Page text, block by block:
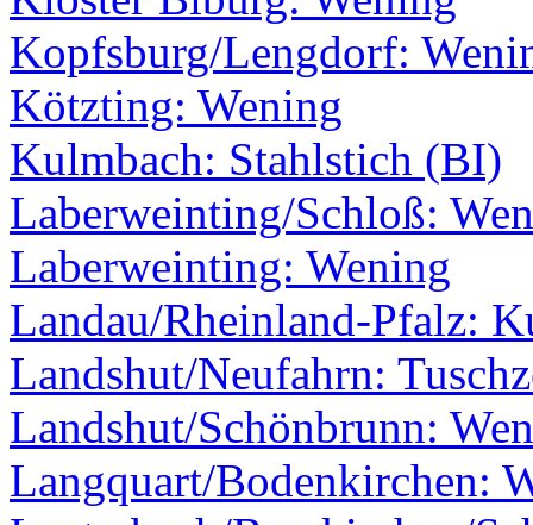
Kopfsburg/Lengdorf:
Kötzting: Wening
Kulmbach: Stahlstich (BI)
Laberweinting/Schloß:
Laberweinting: Wening
Landau/Rheinland-Pfalz:
Landshut/Neufahrn:
Landshut/Schönbrunn:
Langquart/Bodenkirchen: